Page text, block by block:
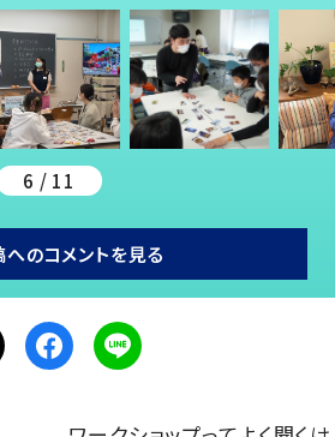
6 / 11
のコメントを見る